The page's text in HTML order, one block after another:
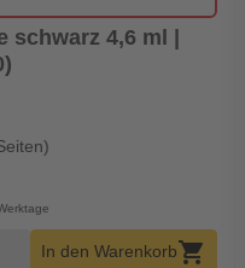
schwarz 4,6 ml |
Menge
In den Warenkorbshopping_cart